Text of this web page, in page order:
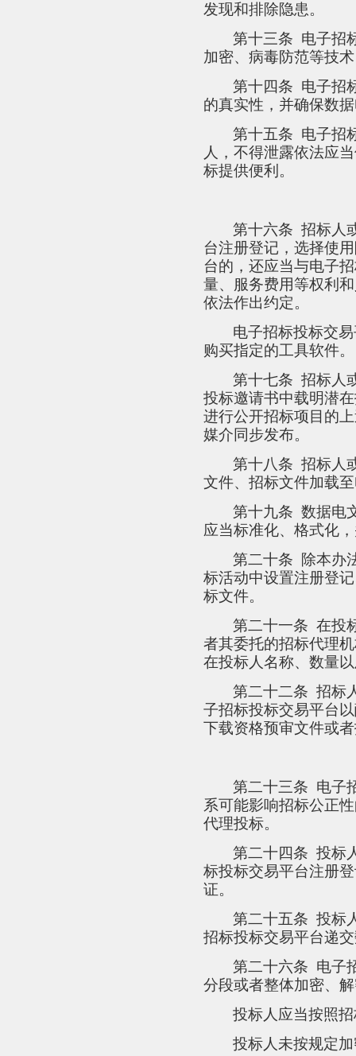
发现和排除隐患。
第十三条 电子招
加密、病毒防范等技
第十四条 电子招
的真实性，并确保数
第十五条 电子招
人，不得泄露依法应
标提供便利。
第十六条 招标人
台注册登记，选择使
台的，还应当与电子
量、服务费用等权利
依法作出约定。
电子招标投标交
购买指定的工具软件。
第十七条 招标人
投标邀请书中载明潜
进行公开招标项目的
媒介同步发布。
第十八条 招标人
文件、招标文件加载
第十九条 数据电
应当标准化、格式化
第二十条
除本办
标活动中设置注册登
标文件。
第二十一条 在投
者其委托的招标代理
在投标人名称、数量
第二十二条 招标
子招标投标交易平台
下载资格预审文件或
第二十三条 电子
系可能影响招标公正
代理投标。
第二十四条 投标
标投标交易平台注册
证。
第二十五条 投标
招标投标交易平台递
第二十六条 电子
分段或者整体加密、
投标人应当按照
投标人未按规定